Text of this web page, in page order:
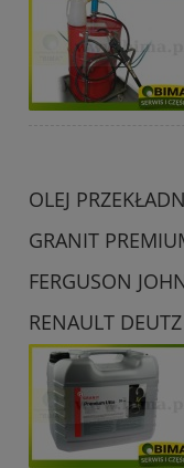
OLEJ
GRANIT
FERGUSON
RENAULT DEUTZ